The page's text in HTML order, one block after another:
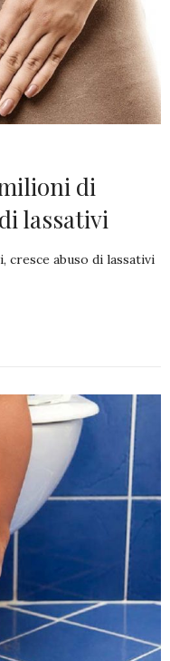
di
lassativi
cresce abuso di lassativi